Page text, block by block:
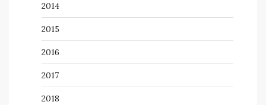
2014
2015
2016
2017
2018